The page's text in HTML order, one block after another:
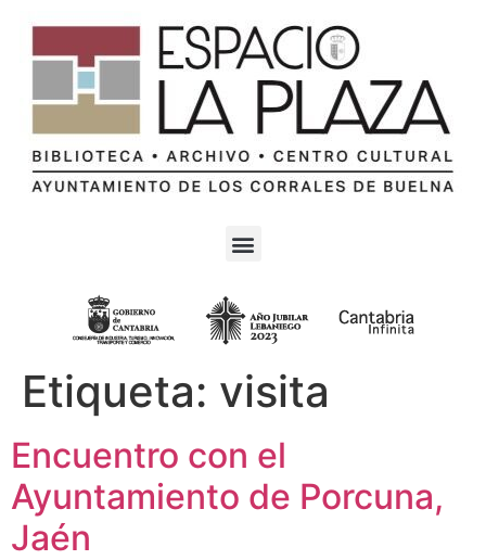
Etiqueta: visita
Encuentro con el
Ayuntamiento de Porcuna,
Jaén